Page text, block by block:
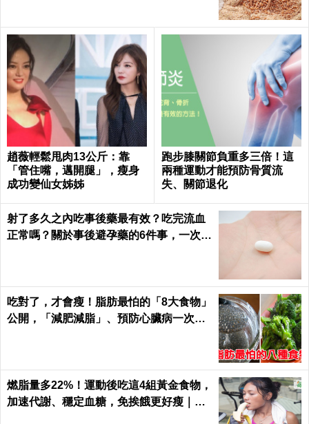
趙薇輕鬆甩肉13公斤：靠
「管住嘴，邁開腿」，瘦身
成功變仙女姊姊
跑步膝關節負重多三倍！這
兩種運動才能預防骨質流
失、關節退化
射了多久之內吃事後藥最有效？吃完流血
正常嗎？關於事後避孕藥的6件事，一次報
吃對了，才會瘦！脂肪最怕的「8大食物」
公開，「減肥減脂」、預防心臟病一次滿
燃脂量多22%！運動後吃這4組黃金食物，
加速代謝、穩定血糖，免挨餓更好瘦｜每